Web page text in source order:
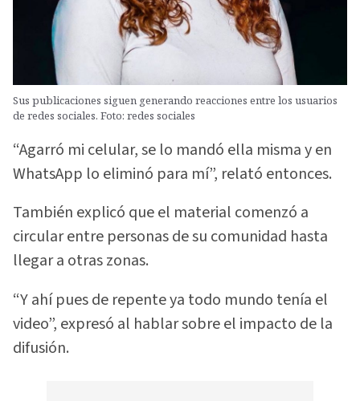
Sus publicaciones siguen generando reacciones entre los usuarios
de redes sociales. Foto: redes sociales
“Agarró mi celular, se lo mandó ella misma y en
WhatsApp lo eliminó para mí”, relató entonces.
También explicó que el material comenzó a
circular entre personas de su comunidad hasta
llegar a otras zonas.
“Y ahí pues de repente ya todo mundo tenía el
video”, expresó al hablar sobre el impacto de la
difusión.